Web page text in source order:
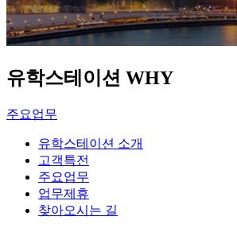
유학스테이션 WHY
주요업무
유학스테이션 소개
고객특전
주요업무
업무제휴
찾아오시는 길